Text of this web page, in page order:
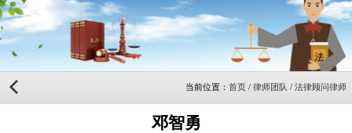
当前位置： 首页 / 律师团队 / 法律顾问律师
邓智勇